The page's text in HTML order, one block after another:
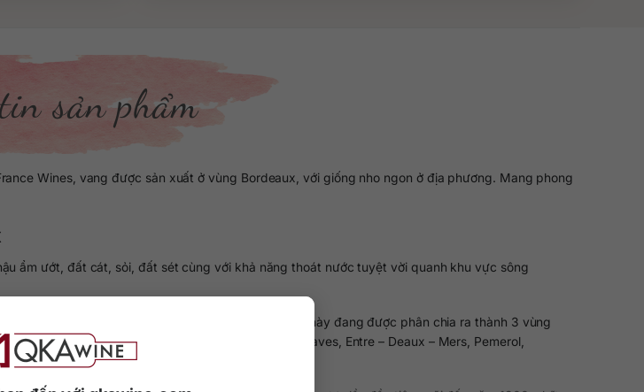
sản phẩm
Wines, vang được sản xuất ở vùng Bordeaux, với giống nho ngon ở địa phương. Mang phong
ẩm ướt, đất cát, sỏi, đất sét cùng với khả năng thoát nước tuyệt vời quanh khu vực sông
và có đến 6000 nhà sản xuất rượu vang. Vùng đất này đang được phân chia ra thành 3 vùng
của Bordeaux có thể kể đến như vùng Medoc, Graves, Entre – Deaux – Mers, Pemerol,